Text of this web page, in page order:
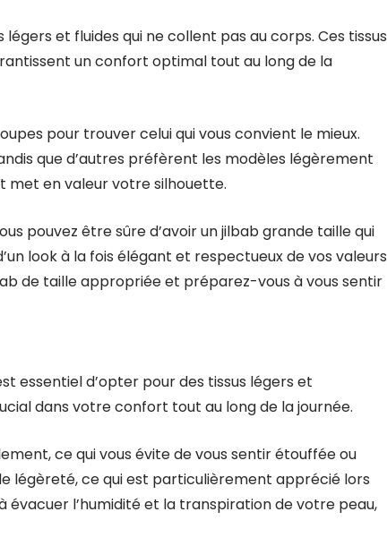
et fluides qui ne collent pas au corps. Ces tissus
un confort optimal tout au long de la
pour trouver celui qui vous convient le mieux.
que d’autres préfèrent les modèles légèrement
met en valeur votre silhouette.
pouvez être sûre d’avoir un jilbab grande taille qui
look à la fois élégant et respectueux de vos valeurs
de taille appropriée et préparez-vous à vous sentir
essentiel d’opter pour des tissus légers et
dans votre confort tout au long de la journée.
ce qui vous évite de vous sentir étouffée ou
légèreté, ce qui est particulièrement apprécié lors
évacuer l’humidité et la transpiration de votre peau,